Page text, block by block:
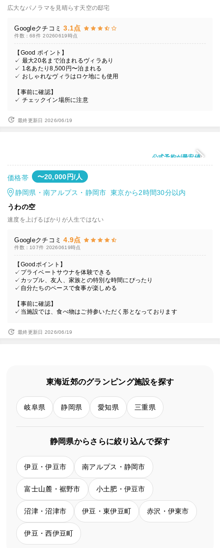
広大なパノラマを見晴らす天空の邸宅
Googleクチコミ 3.1点
件数：68件 20260619時点
【Good ポイント】
✓ 最大20名まで泊まれるヴィラあり
✓ 1名あたり8,500円〜泊まれる
✓ おしゃれなヴィラはロケ地にも使用
【事前に確認】
✓ チェックイン場所に注意
最終更新日 2026/06/19
公式予約が最安値
価格帯 〜20,000円/人
静岡県・南アルプス・静岡市 東京から2時間30分以内
うわの空
速度を上げるばかりが人生ではない
Googleクチコミ 4.9点
件数：107件 20260619時点
【Goodポイント】
✓プライベートサウナを体験できる
✓カップル、友人、家族との特別な時間にぴったり
✓自分たちのペースで食事が楽しめる
【事前に確認】
✓当施設では、食べ物はご持参いただく形となっております
最終更新日 2026/06/19
東海近郊のグランピング施設を探す
岐阜県 静岡県 愛知県 三重県
静岡県からさらに絞り込んで探す
伊豆・伊豆市 南アルプス・静岡市
富士山麓・裾野市 小土肥・伊豆市
沼津・沼津市 伊豆・東伊豆町 赤沢・伊東市
伊豆・西伊豆町